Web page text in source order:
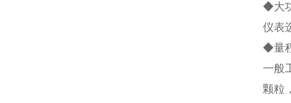
◆大
仪表
◆量
一般
颗粒